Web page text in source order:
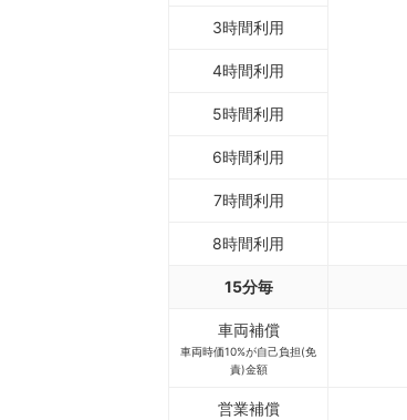
3時間利用
4時間利用
5時間利用
6時間利用
7時間利用
8時間利用
15分毎
車両補償
車両時価10%が自己負担(免
責)金額
営業補償